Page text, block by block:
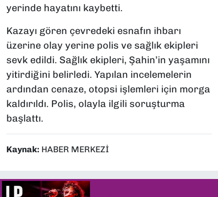
yerinde hayatını kaybetti.
Kazayı gören çevredeki esnafın ihbarı
üzerine olay yerine polis ve sağlık ekipleri
sevk edildi. Sağlık ekipleri, Şahin’in yaşamını
yitirdiğini belirledi. Yapılan incelemelerin
ardından cenaze, otopsi işlemleri için morga
kaldırıldı. Polis, olayla ilgili soruşturma
başlattı.
Kaynak: HABER MERKEZİ